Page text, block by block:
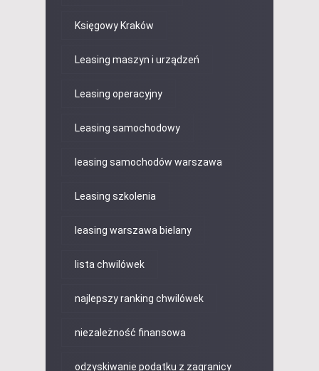
Księgowy Kraków
Leasing maszyn i urządzeń
Leasing operacyjny
Leasing samochodowy
leasing samochodów warszawa
Leasing szkolenia
leasing warszawa bielany
lista chwilówek
najlepszy ranking chwilówek
niezależność finansowa
odzyskiwanie podatku z zagranicy